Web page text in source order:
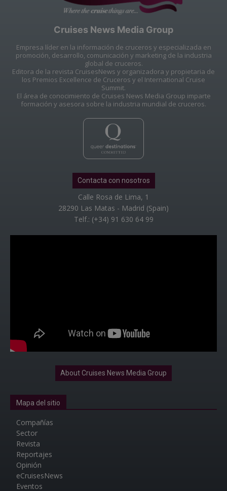
Cruises News Media Group
Empresa líder en la información de cruceros y especializada en
promoción, desarrollo, comunicación y marketing de la industria
global de cruceros.
Editora de la revista CruisesNews y organizadora y propietaria de
los Premios Excellence de Cruceros y el International Cruise
Summit.
El área de conocimiento de Cruises News Media Group imparte
formación y asesora sobre la industria mundial de cruceros.
Contacta con nosotros
Calle Rosa de Lima, 1
28290 Las Matas - Madrid (Spain)
Telf.: (+34) 91 630 64 99
About Cruises News Media Group
Mapa del sitio
Compañías
Sector
Revista
Reportajes
Opinión
eCruisesNews
Eventos